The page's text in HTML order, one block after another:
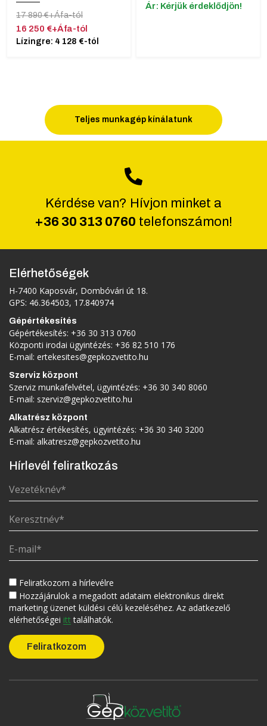
17 890 €+Áfa-tól
16 250 €+Áfa-tól
Lízingre: 4 128 €-tól
Ár: Kérjük érdeklődjön!
Teljes munkagép kínálatunk
Kérdése van? Hívjon minket a
+36 30 313 0760 telefonszámon!
Elérhetőségek
H-7400 Kaposvár, Dombóvári út 18.
GPS: 46.364503, 17.840974
Gépértékesítés
Gépértékesítés: +36 30 313 0760
Központi irodai ügyintézés: +36 82 510 176
E-mail: ertekesites@gepkozvetito.hu
Szerviz központ
Szerviz munkafelvétel, ügyintézés: +36 30 340 8060
E-mail: szerviz@gepkozvetito.hu
Alkatrész központ
Alkatrész értékesítés, ügyintézés: +36 30 340 3200
E-mail: alkatresz@gepkozvetito.hu
Hírlevél feliratkozás
Feliratkozom a hírlevélre
Hozzájárulok a megadott adataim elektronikus direkt
marketing üzenet küldési célú kezeléséhez. Az adatkezelő
elérhetőségei itt találhatók.